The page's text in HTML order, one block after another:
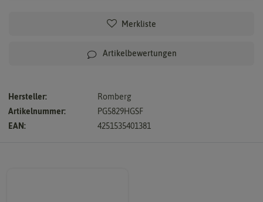
Merkliste
Artikelbewertungen
Hersteller:
Romberg
Artikelnummer:
PG5829HGSF
EAN:
4251535401381